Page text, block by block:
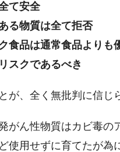
て安全
る物質は全て拒否
食品は通常食品よりも
スクであるべき
が、全く無批判に信じ
がん性物質はカビ毒
使用せずに育てたが